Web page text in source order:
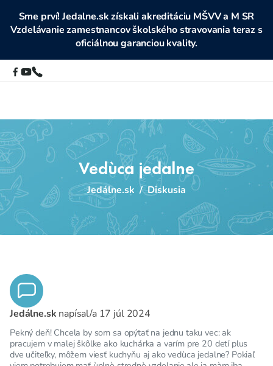
Sme prví! Jedalne.sk získali akreditáciu MŠVV a M SR
Vzdelávanie zamestnancov školského stravovania teraz s
oficiálnou garanciou kvality.
Vedùca jedalne
Jedálne.sk / Diskusia
Jedálne.sk napísal/a 17 júl 2024
Pekný deň! Chcela by som sa opýtať na jednu taku vec: ak
pracujem v malej škôlke ako kuchárka a varím pre 20 detí plus
dve učiteľky, môžem viesť kuchyňu aj ako vedùca jedalne? Pokiaľ